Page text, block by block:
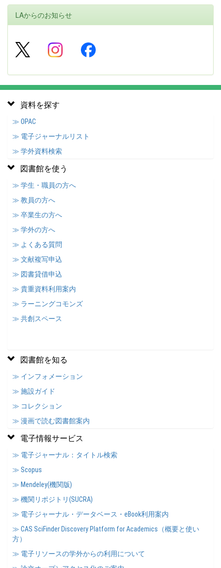
LAからのお知らせ
資料を探す
≫ OPAC
≫ 電子ジャーナルリスト
≫ 学外資料検索
図書館を使う
≫ 学生・職員の方へ
≫ 教員の方へ
≫ 卒業生の方へ
≫ 学外の方へ
≫ よくある質問
≫ 文献複写申込
≫ 図書貸借申込
≫ 貴重資料利用案内
≫ ラーニングコモンズ
≫ 共創スペース
図書館を知る
≫ インフォメーション
≫ 施設ガイド
≫ コレクション
≫ 漫画で読む図書館案内
電子情報サービス
≫ 電子ジャーナル：タイトル検索
≫ Scopus
≫ Mendeley(機関版)
≫ 機関リポジトリ(SUCRA)
≫ 電子ジャーナル・データベース・eBook利用案内
≫ CAS SciFinder Discovery Platform for Academics（概要と使い
方）
≫ 電子リソースの学外からの利用について